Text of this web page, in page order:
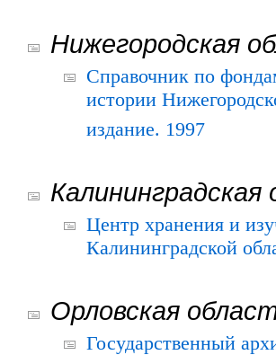
Нижегородская
Справочник по
истории
издание. 1997
Калининградская
Центр хранения и
Калининградской
Орловская
Государственный